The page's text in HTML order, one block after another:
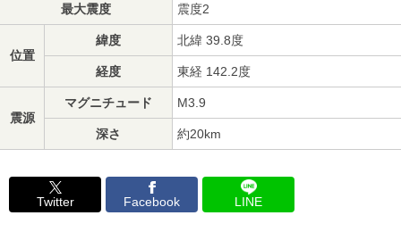
最大震度 震度2
位置
緯度 北緯 39.8度
経度 東経 142.2度
震源
マグニチュード M3.9
深さ 約20km
Twitter Facebook LINE